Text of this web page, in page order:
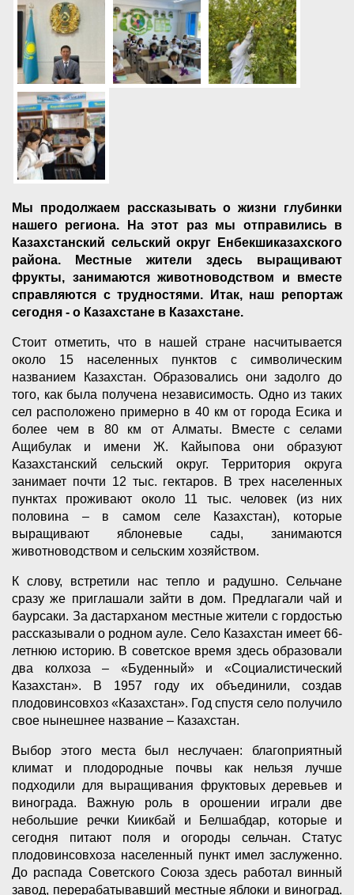
Мы продолжаем рассказывать о жизни глубинки
нашего региона. На этот раз мы отправились в
Казахстанский сельский округ Енбекшиказахского
района. Местные жители здесь выращивают
фрукты, занимаются животноводством и вместе
справляются с трудностями. Итак, наш репортаж
сегодня - о Казахстане в Казахстане.
Стоит отметить, что в нашей стране насчитывается
около 15 населенных пунктов с символическим
названием Казахстан. Образовались они задолго до
того, как была получена независимость. Одно из таких
сел расположено примерно в 40 км от города Есика и
более чем в 80 км от Алматы. Вместе с селами
Ащибулак и имени Ж. Кайыпова они образуют
Казахстанский сельский округ. Территория округа
занимает почти 12 тыс. гектаров. В трех населенных
пунктах проживают около 11 тыс. человек (из них
половина – в самом селе Казахстан), которые
выращивают яблоневые сады, занимаются
животноводством и сельским хозяйством.
К слову, встретили нас тепло и радушно. Сельчане
сразу же приглашали зайти в дом. Предлагали чай и
баурсаки. За дастарханом местные жители с гордостью
рассказывали о родном ауле. Село Казахстан имеет 66-
летнюю историю. В советское время здесь образовали
два колхоза – «Буденный» и «Социалистический
Казахстан». В 1957 году их объединили, создав
плодовинсовхоз «Казахстан». Год спустя село получило
свое нынешнее название – Казахстан.
Выбор этого места был неслучаен: благоприятный
климат и плодородные почвы как нельзя лучше
подходили для выращивания фруктовых деревьев и
винограда. Важную роль в орошении играли две
небольшие речки Киикбай и Белшабдар, которые и
сегодня питают поля и огороды сельчан. Статус
плодовинсовхоза населенный пункт имел заслуженно.
До распада Советского Союза здесь работал винный
завод, перерабатывавший местные яблоки и виноград.